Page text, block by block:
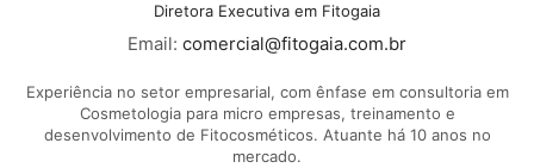
Diretora Executiva em Fitogaia
Email: comercial@fitogaia.com.br
Experiência no setor empresarial, com ênfase em consultoria em
Cosmetologia para micro empresas, treinamento e
desenvolvimento de Fitocosméticos. Atuante há 10 anos no
mercado.